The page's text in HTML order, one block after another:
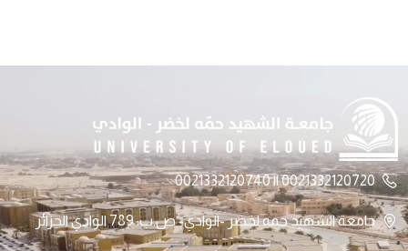
0021332120720 || 0021332120740
جامعة الشهيد حمه لخضر -الوادي- ص.ب: 789 الوادي الجزائر